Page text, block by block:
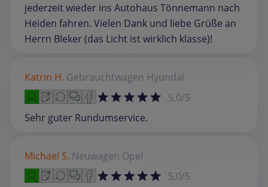
jederzeit wieder ins Autohaus Tönnemann nach
Heiden fahren. Vielen Dank und liebe Grüße an
Herrn Bleker (das Licht ist wirklich klasse)!
Katrin H. Gebrauchtwagen Hyundai
5,0/5
Sehr guter Rundumservice.
Michael S. Neuwagen Opel
5,0/5